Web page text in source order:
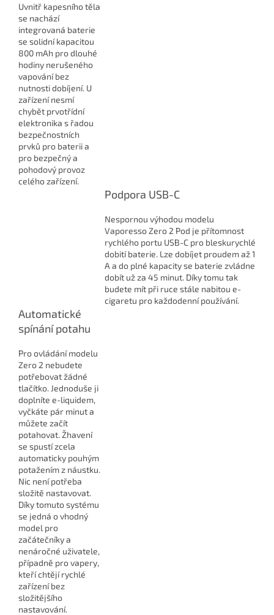
Uvnitř kapesního těla
se nachází
integrovaná baterie
se solidní kapacitou
800 mAh pro dlouhé
hodiny nerušeného
vapování bez
nutnosti dobíjení. U
zařízení nesmí
chybět prvotřídní
elektronika s řadou
bezpečnostních
prvků pro baterii a
pro bezpečný a
pohodový provoz
celého zařízení.
Podpora USB-C
Nespornou výhodou modelu
Vaporesso Zero 2 Pod je přítomnost
rychlého portu USB-C pro bleskurychlé
dobití baterie. Lze dobíjet proudem až 1
A a do plné kapacity se baterie zvládne
dobít už za 45 minut. Díky tomu tak
budete mít při ruce stále nabitou e-
cigaretu pro každodenní používání.
Automatické
spínání potahu
Pro ovládání modelu
Zero 2 nebudete
potřebovat žádné
tlačítko. Jednoduše ji
doplníte e-liquidem,
vyčkáte pár minut a
můžete začít
potahovat. Žhavení
se spustí zcela
automaticky pouhým
potažením z náustku.
Nic není potřeba
složitě nastavovat.
Díky tomuto systému
se jedná o vhodný
model pro
začátečníky a
nenáročné uživatele,
případně pro vapery,
kteří chtějí rychlé
zařízení bez
složitějšího
nastavování.